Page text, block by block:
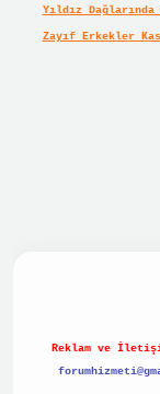
Yıldız
Zayıf Erkekler
Reklam ve